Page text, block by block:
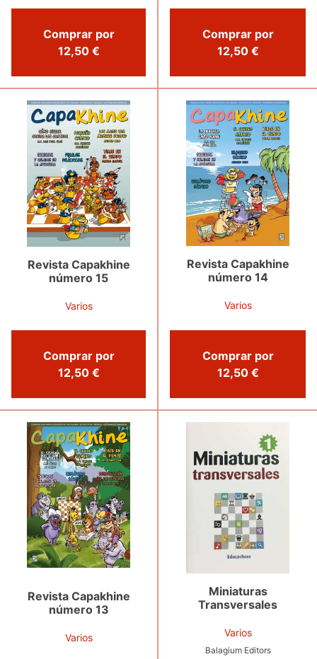
Comprar por
12,50 €
Comprar por
12,50 €
Revista Capakhine
número 15
Varios
Comprar por
12,50 €
Revista Capakhine
número 14
Varios
Comprar por
12,50 €
Revista Capakhine
número 13
Varios
Miniaturas
Transversales
Varios
Balagium Editors